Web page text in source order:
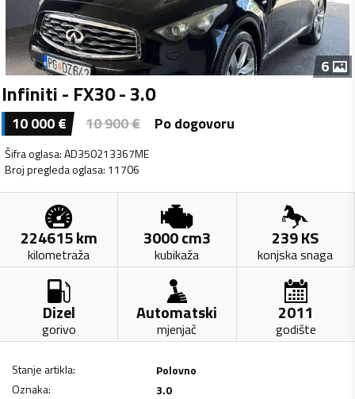
6
Infiniti - FX30 - 3.0
10 000€ 10 900€ Po dogovoru
Šifra oglasa:AD350213367ME
Broj pregleda oglasa: 11706
224615km
kilometraža
3000cm3
kubikaža
239KS
konjska snaga
Dizel
gorivo
Automatski
mjenjač
2011
godište
Stanje artikla:
Polovno
Oznaka:
3.0